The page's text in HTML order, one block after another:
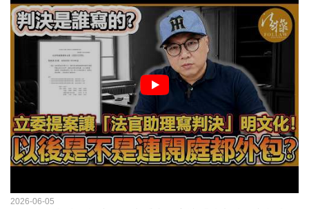
2026-06-05